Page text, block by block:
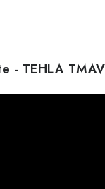
- TEHLA